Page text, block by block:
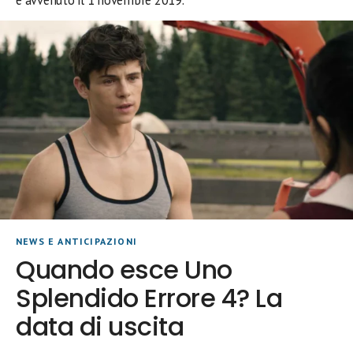
NEWS E ANTICIPAZIONI
Quando esce Uno
Splendido Errore 4? La
data di uscita